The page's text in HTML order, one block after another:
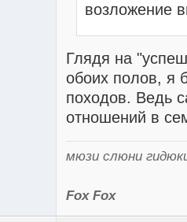
возложение
Глядя на
обоих полов, я
походов. Ведь
отношений в
мюзи слюни
Fox Fox